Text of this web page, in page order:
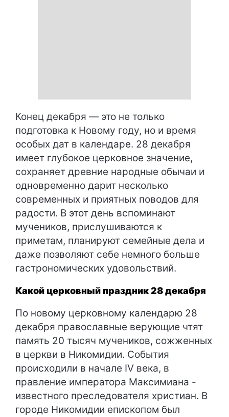
Конец декабря — это не только
подготовка к Новому году, но и время
особых дат в календаре. 28 декабря
имеет глубокое церковное значение,
сохраняет древние народные обычаи и
одновременно дарит несколько
современных и приятных поводов для
радости. В этот день вспоминают
мучеников, прислушиваются к
приметам, планируют семейные дела и
даже позволяют себе немного больше
гастрономических удовольствий.
Какой церковный праздник 28 декабря
По новому церковному календарю 28
декабря православные верующие чтят
память 20 тысяч мучеников, сожженных
в церкви в Никомидии. События
происходили в начале IV века, в
правление императора Максимиана -
известного преследователя христиан. В
городе Никомидии епископом был